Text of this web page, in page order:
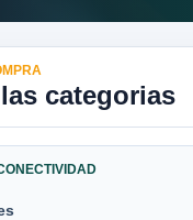
categorias